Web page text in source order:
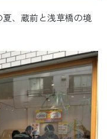
夏、蔵前と浅草橋の境